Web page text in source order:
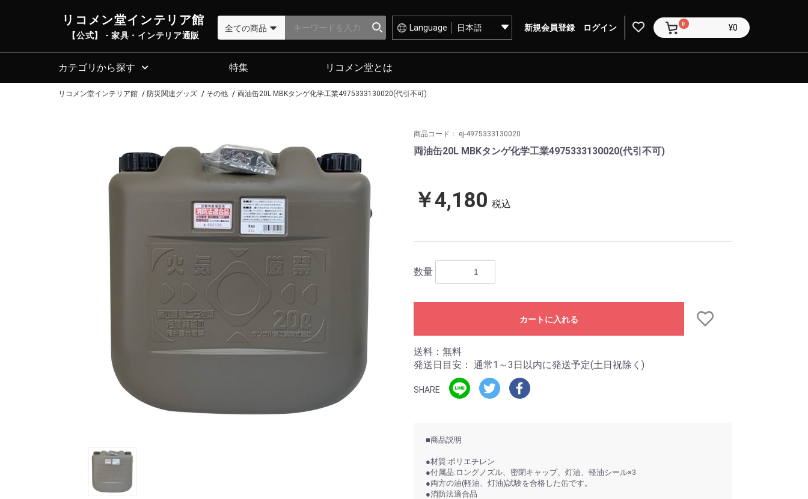
リコメン堂インテリア館
【公式】 - 家具・インテリア通販
Language 新規会員登録 ログイン 0 ¥0
カテゴリから探す 特集 リコメン堂とは
リコメン堂インテリア館 防災関連グッズ その他 両油缶20L MBKタンゲ化学工業4975333130020(代引不可)
商品コード： ej-4975333130020
両油缶20L MBKタンゲ化学工業4975333130020(代引不可)
￥4,180 税込
数量
カートに入れる
送料：無料
発送日目安： 通常1～3日以内に発送予定(土日祝除く)
SHARE
■商品説明
●材質:ポリエチレン
●付属品:ロングノズル、密閉キャップ、灯油、軽油シール×3
●両方の油(軽油、灯油)試験を合格した缶です。
●消防法適合品